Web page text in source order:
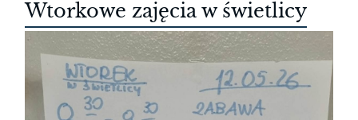
Wtorkowe zajęcia w świetlicy